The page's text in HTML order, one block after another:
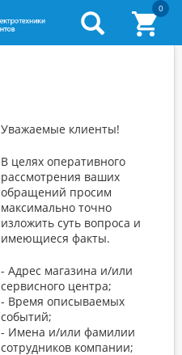
0
Уважаемые клиенты!
В целях оперативного
рассмотрения ваших
обращений просим
максимально точно
изложить суть вопроса и
имеющиеся факты.
- Адрес магазина и/или
сервисного центра;
- Время описываемых
событий;
- Имена и/или фамилии
сотрудников компании;